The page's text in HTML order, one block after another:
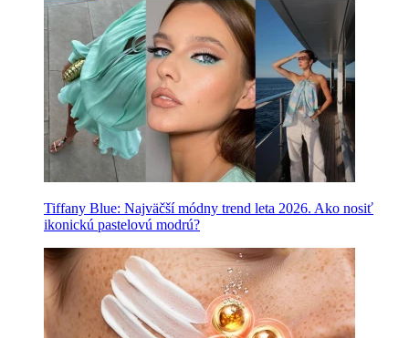
Tiffany Blue: Najväčší módny trend leta 2026. Ako nosiť
ikonickú pastelovú modrú?